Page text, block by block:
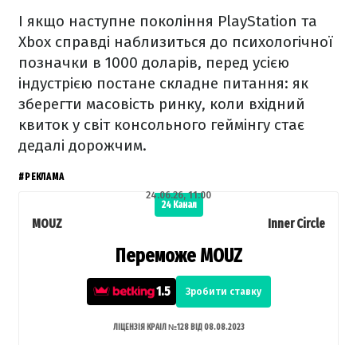
І якщо наступне покоління PlayStation та
Xbox справді наблизиться до психологічної
позначки в 1000 доларів, перед усією
індустрією постане складне питання: як
зберегти масовість ринку, коли вхідний
квиток у світ консольного геймінгу стає
дедалі дорожчим.
#РЕКЛАМА
24 Канал
MOUZ
24.06.26, 11:00
Переможе MOUZ
1.5 Зробити ставку
Inner Circle
ЛІЦЕНЗІЯ КРАІЛ №128 ВІД 08.08.2023